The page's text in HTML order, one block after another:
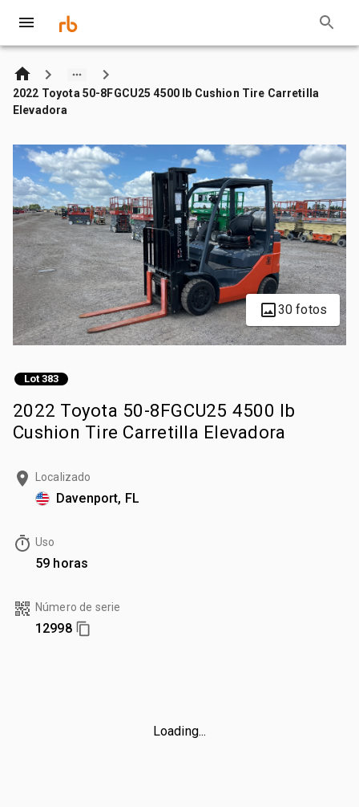
2022 Toyota 50-8FGCU25 4500 lb Cushion Tire Carretilla
Elevadora
30 fotos
Lot 383
2022 Toyota 50-8FGCU25 4500 lb
Cushion Tire Carretilla Elevadora
Localizado
Davenport, FL
Uso
59 horas
Número de serie
12998
Loading...